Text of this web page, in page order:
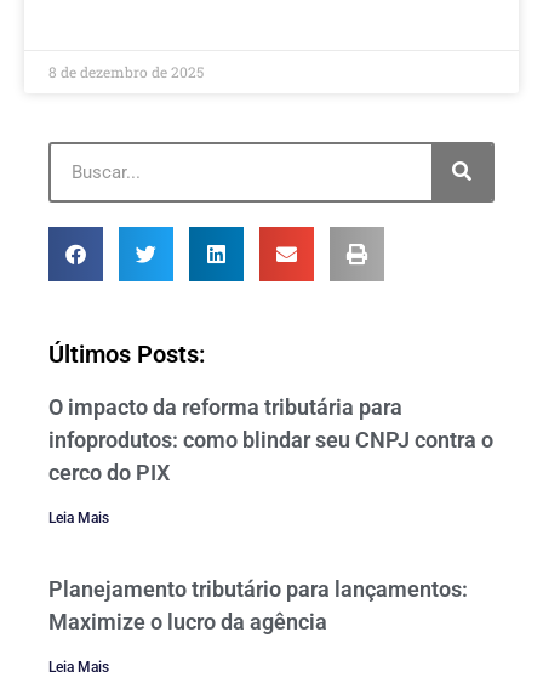
8 de dezembro de 2025
Últimos Posts:
O impacto da reforma tributária para
infoprodutos: como blindar seu CNPJ contra o
cerco do PIX
Leia Mais
Planejamento tributário para lançamentos:
Maximize o lucro da agência
Leia Mais